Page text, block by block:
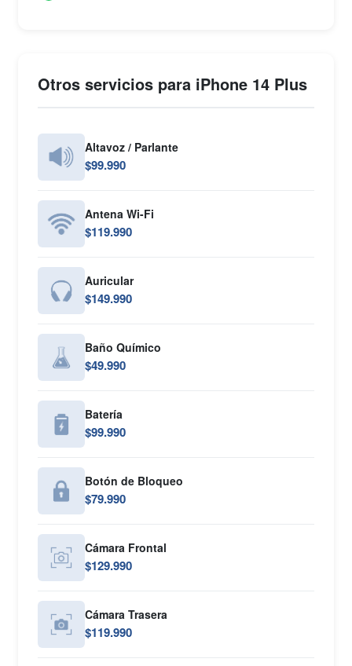
Otros servicios para iPhone 14 Plus
Altavoz / Parlante
$99.990
Antena Wi-Fi
$119.990
Auricular
$149.990
Baño Químico
$49.990
Batería
$99.990
Botón de Bloqueo
$79.990
Cámara Frontal
$129.990
Cámara Trasera
$119.990